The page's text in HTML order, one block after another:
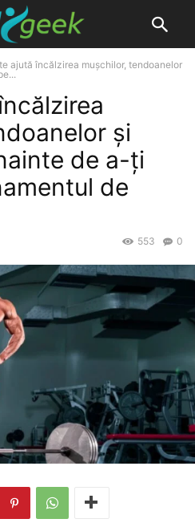
ajută încălzirea mușchilor, tendoanelor
și
de a-ți
de
0
553